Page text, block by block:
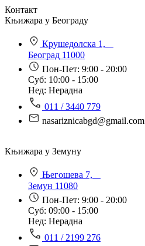
Контакт
Књижара у Београду
Крушедолска 1,
Београд 11000
Пон-Пет: 9:00 - 20:00
Суб: 10:00 - 15:00
Нед: Нерадна
011 / 3440 779
nasariznicabgd@gmail.com
Књижара у Земуну
Његошева 7,
Земун 11080
Пон-Пет: 9:00 - 20:00
Суб: 09:00 - 15:00
Нед: Нерадна
011 / 2199 276